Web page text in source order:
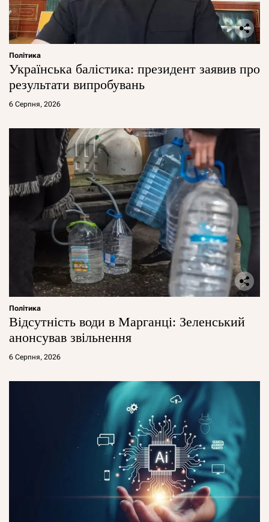
Політика
Українська балістика: президент заявив про
результати випробувань
6 Серпня, 2026
Політика
Відсутність води в Марганці: Зеленський
анонсував звільнення
6 Серпня, 2026